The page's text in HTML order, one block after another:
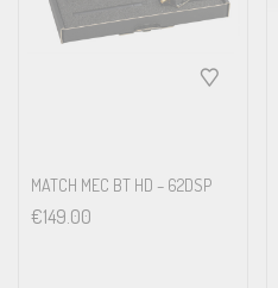
MATCH MEC BT HD – 62DSP
€149.00